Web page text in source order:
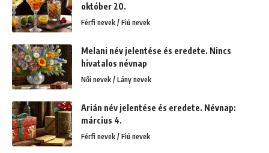
október 20.
Férfi nevek / Fiú nevek
Melani név jelentése és eredete. Nincs
hivatalos névnap
Női nevek / Lány nevek
Arián név jelentése és eredete. Névnap:
március 4.
Férfi nevek / Fiú nevek